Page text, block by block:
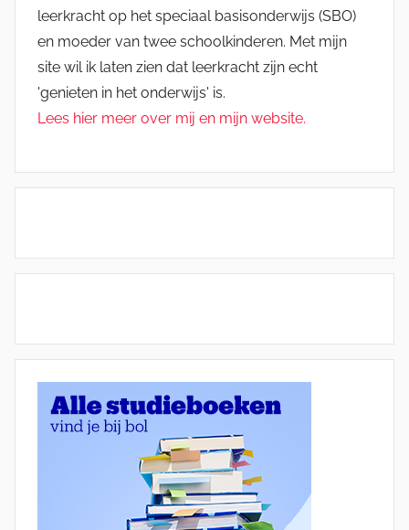
leerkracht op het speciaal basisonderwijs (SBO)
en moeder van twee schoolkinderen. Met mijn
site wil ik laten zien dat leerkracht zijn echt
'genieten in het onderwijs' is.
Lees hier meer over mij en mijn website.